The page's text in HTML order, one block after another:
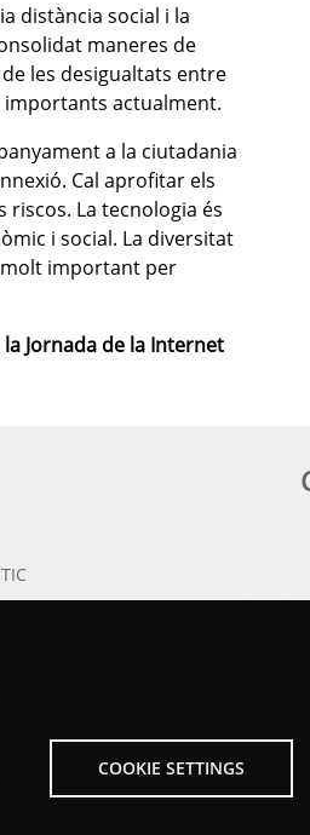
distància social i la
maneres de
les desigualtats entre
importants actualment.
a la ciutadania
Cal aprofitar els
riscos. La tecnologia és
i social. La diversitat
molt important per
Jornada de la Internet
COOKIE SETTINGS